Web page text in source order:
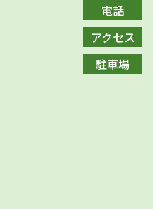
電話
アクセス
駐車場